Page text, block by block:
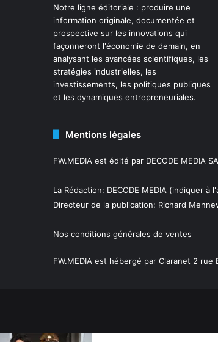
Notre ligne éditoriale : produire une
information originale, documentée et
prospective sur les innovations qui
façonneront l'économie de demain, en
analysant les avancées scientifiques, les
stratégies industrielles, les
investissements, les politiques publiques
et les dynamiques entrepreneuriales.
Mentions légales
FW.MEDIA est édité par DECODE MEDIA
La Rédaction: DECODE MEDIA (indiquer
Directeur de la publication: Richard
Nos conditions générales de ventes
FW.MEDIA est hébergé par Claranet 2 rue